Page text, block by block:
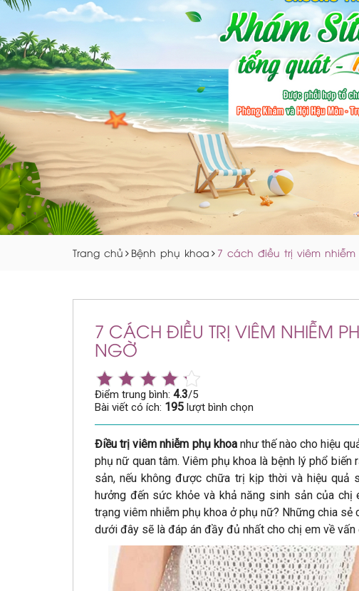
Trang chủ Bệnh phụ khoa 7 cách điều trị viêm
7 CÁCH ĐIỀU TRỊ VIÊM NHIỄM
NGỜ
Điểm trung bình: 4.3/5
Bài viết có ích: 195 lượt bình chọn
Điều trị viêm nhiễm phụ khoanhư thế nào cho hiệu
phụ nữ quan tâm. Viêm phụ khoa là bệnh lý phổ
sản, nếu không được chữa trị kịp thời và hiệu quả
hưởng đến sức khỏe và khả năng sinh sản của
trạng viêm nhiễm phụ khoa ở phụ nữ? Những chia
dưới đây sẽ là đáp án đầy đủ nhất cho chị em về vấn